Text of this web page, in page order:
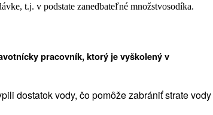
t.j. v podstate zanedbateľné množstvosodíka.
pracovník, ktorý je vyškolený v
dostatok vody, čo pomôže zabrániť strate vody